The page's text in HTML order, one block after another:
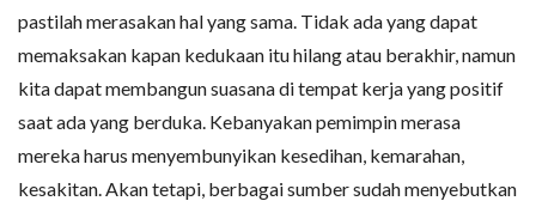
pastilah merasakan hal yang sama. Tidak ada yang dapat
memaksakan kapan kedukaan itu hilang atau berakhir, namun
kita dapat membangun suasana di tempat kerja yang positif
saat ada yang berduka. Kebanyakan pemimpin merasa
mereka harus menyembunyikan kesedihan, kemarahan,
kesakitan. Akan tetapi, berbagai sumber sudah menyebutkan